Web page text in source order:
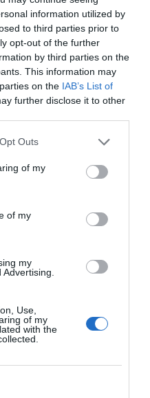
information utilized by
to third parties prior to
opt-out of the further
by third parties on the
This information may
on the IAB’s List of
further disclose it to other
Outs
of my
of my
my
Use,
of my
with the
grelhadores e nos bancos